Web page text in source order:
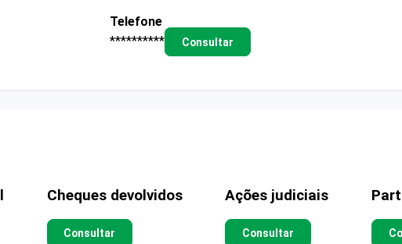
Telefone
**********
Consultar
Cheques devolvidos
Consultar
Ações judiciais
Consultar